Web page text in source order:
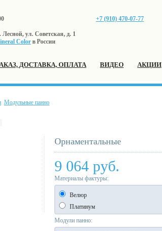
ул. Советская, д. 1
Color в России
+7 (910) 470-07-77
ДОСТАВКА, ОПЛАТА ВИДЕО АКЦИИ
Модульные панно
Орнаментальные
9 064 руб.
Материалы фактуры:
Велюр
Платинум
Модули панно: